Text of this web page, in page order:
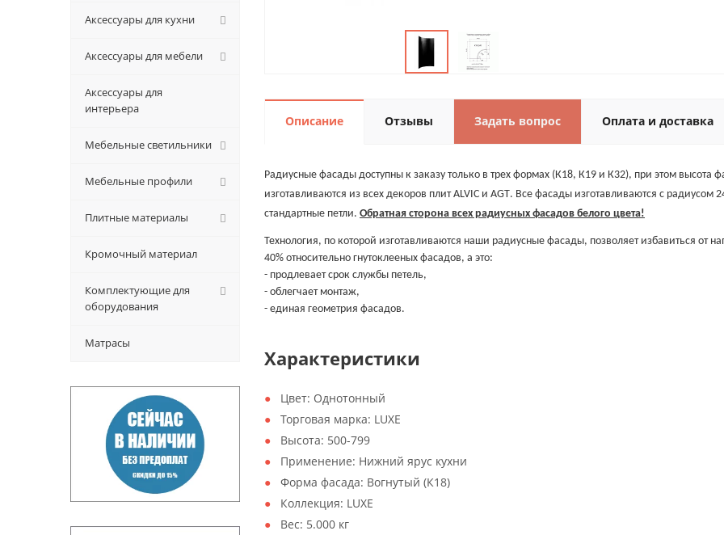
Описание Отзывы Задать вопрос Оплата и доставка
Радиусные фасады доступны к заказу только в трех формах (К18, К19 и К32), при этом
изготавливаются из всех декоров плитALVIC и AGT. Все фасады изготавливаются с радиусом
стандартные петли. Обратная сторона всех радиусных фасадов белого цвета!
Технология, по которой изготавливаются наши радиусные фасады, позволяет избавиться от
40% относительно гнутоклееных фасадов, а это:
- продлевает срок службы петель,
- облегчает монтаж,
- единая геометрия фасадов.
Характеристики
Цвет: Однотонный
Торговая марка: LUXE
Высота: 500-799
Применение: Нижний ярус кухни
Форма фасада: Вогнутый (К18)
Коллекция: LUXE
Вес: 5.000 кг
Аксессуары для кухни
Аксессуары для мебели
Аксессуары для
интерьера
Мебельные светильники
Мебельные профили
Плитные материалы
Кромочный материал
Комплектующие для
оборудования
Матрасы